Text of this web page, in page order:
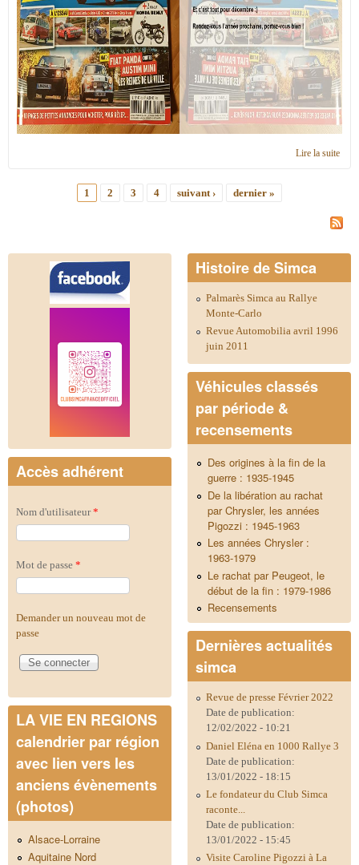
Lire la suitede
1 2 3 4 suivant › dernier »
Accès adhérent
Nom d'utilisateur*
Mot de passe *
Demander un nouveau mot de
passe
LA VIE EN REGIONS
calendrier par région
avec lien vers les
anciens évènements
(photos)
Alsace-Lorraine
Aquitaine Nord
Histoire de Simca
Palmarès Simca au Rallye
Monte-Carlo
Revue Automobilia avril 1996
juin 2011
Véhicules classés
par période &
recensements
Des origines à la fin de la
guerre : 1935-1945
De la libération au rachat
par Chrysler, les années
Pigozzi : 1945-1963
Les années Chrysler :
1963-1979
Le rachat par Peugeot, le
début de la fin : 1979-1986
Recensements
Dernières actualités
simca
Revue de presse Février 2022
Date de publication:
12/02/2022 - 10:21
Daniel Eléna en 1000 Rallye 3
Date de publication:
13/01/2022 - 18:15
Le fondateur du Club Simca
raconte...
Date de publication:
13/01/2022 - 15:45
Visite Caroline Pigozzi à La